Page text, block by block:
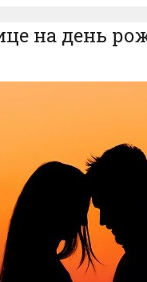
на день